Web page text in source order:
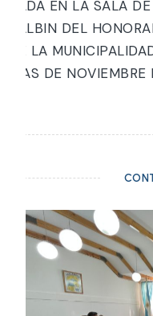
DADA EN LA SALA
BALBIN DEL
DE LA
DÍAS DE